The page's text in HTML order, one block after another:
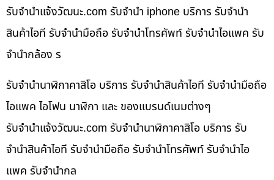
รับจํานําแจ้งวัฒนะ.com รับจำนำ iphone บริการ รับจำนำ
สินค้าไอที รับจำนำมือถือ รับจำนำโทรศัพท์ รับจำนำไอแพค รับ
จำนำกล้อง ร
รับจำนำนาฬิกาคาสิโอ บริการ รับจำนำสินค้าไอที รับจำนำมือถือ
ไอแพค ไอโฟน นาฬิกา และ ของแบรนด์เนมต่างๆ
รับจํานําแจ้งวัฒนะ.com รับจำนำนาฬิกาคาสิโอ บริการ รับ
จำนำสินค้าไอที รับจำนำมือถือ รับจำนำโทรศัพท์ รับจำนำไอ
แพค รับจำนำกล